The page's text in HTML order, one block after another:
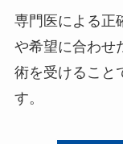
専門医による正
や希望に合わせ
術を受けること
す。